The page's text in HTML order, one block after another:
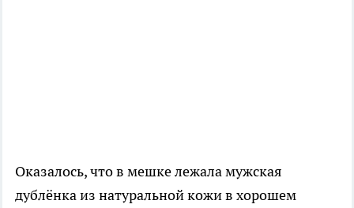
Оказалось, что в мешке лежала мужская
дублёнка из натуральной кожи в хорошем